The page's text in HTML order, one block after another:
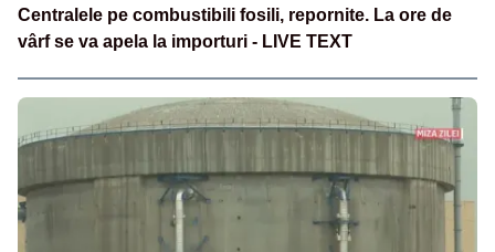
Centralele pe combustibili fosili, repornite. La ore de
vârf se va apela la importuri - LIVE TEXT